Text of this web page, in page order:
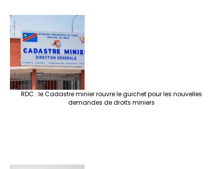
RDC : le Cadastre minier rouvre le guichet pour les nouvelles
demandes de droits miniers